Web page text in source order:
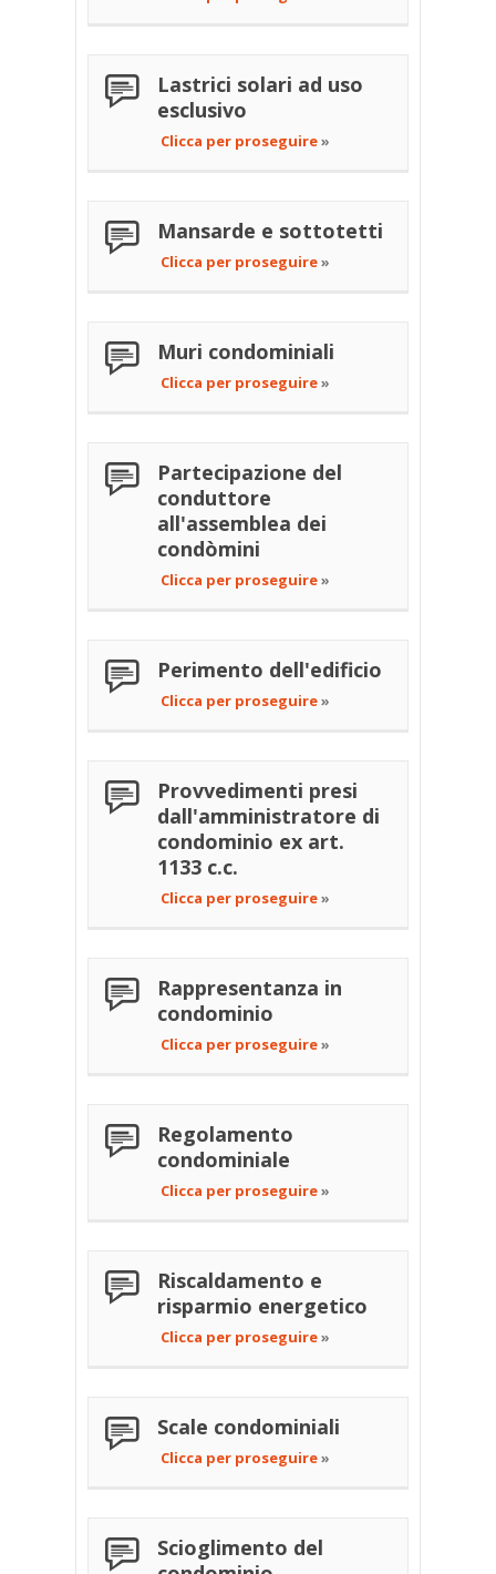
Lastrici solari ad uso
esclusivo
Clicca per proseguire»
Mansarde e sottotetti
Clicca per proseguire»
Muri condominiali
Clicca per proseguire»
Partecipazione del
conduttore
all'assemblea dei
condòmini
Clicca per proseguire»
Perimento dell'edificio
Clicca per proseguire»
Provvedimenti presi
dall'amministratore di
condominio ex art.
1133 c.c.
Clicca per proseguire»
Rappresentanza in
condominio
Clicca per proseguire»
Regolamento
condominiale
Clicca per proseguire»
Riscaldamento e
risparmio energetico
Clicca per proseguire»
Scale condominiali
Clicca per proseguire»
Scioglimento del